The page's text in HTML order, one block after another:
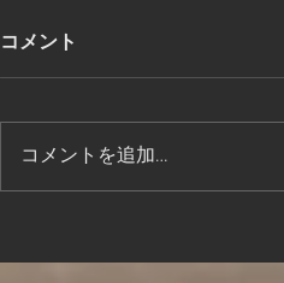
コメント
コメントを追加…